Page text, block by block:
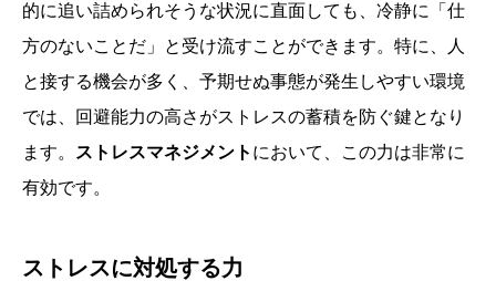
的に追い詰められそうな状況に直面しても、冷静に「仕
方のないことだ」と受け流すことができます。特に、人
と接する機会が多く、予期せぬ事態が発生しやすい環境
では、回避能力の高さがストレスの蓄積を防ぐ鍵となり
ます。
ストレスマネジメント において、この力は非常に
有効です。
ストレスに対処する力